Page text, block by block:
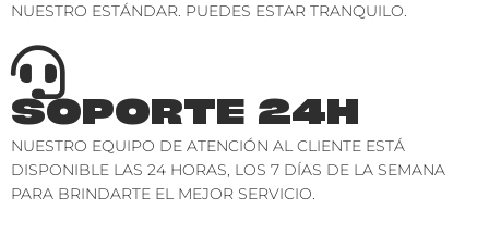
NUESTRO ESTÁNDAR. PUEDES ESTAR TRANQUILO.
SOPORTE 24H
NUESTRO EQUIPO DE ATENCIÓN AL CLIENTE ESTÁ
DISPONIBLE LAS 24 HORAS, LOS 7 DÍAS DE LA SEMANA
PARA BRINDARTE EL MEJOR SERVICIO.